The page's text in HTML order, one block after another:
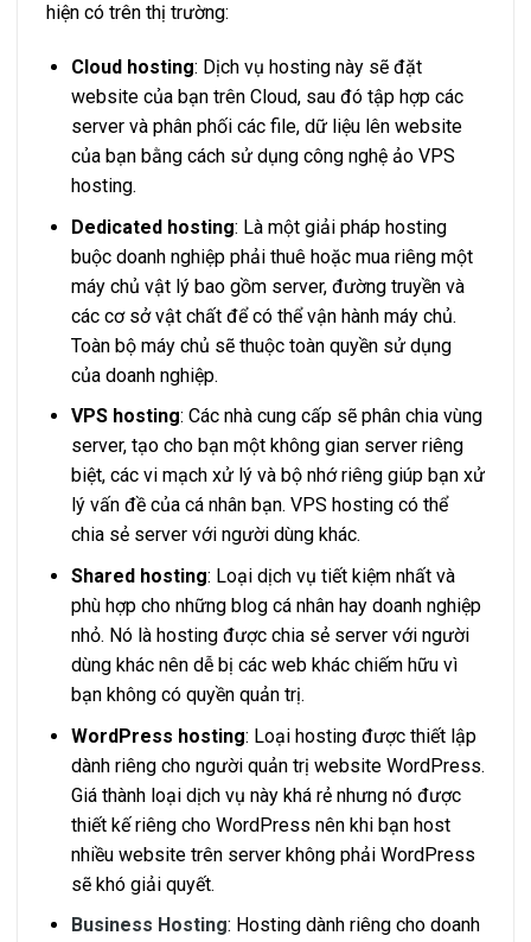
hiện có trên thị trường:
Cloud hosting: Dịch vụ hosting này sẽ đặt
website của bạn trên Cloud, sau đó tập hợp các
server và phân phối các file, dữ liệu lên website
của bạn bằng cách sử dụng công nghệ ảo VPS
hosting.
Dedicated hosting: Là một giải pháp hosting
buộc doanh nghiệp phải thuê hoặc mua riêng một
máy chủ vật lý bao gồm server, đường truyền và
các cơ sở vật chất để có thể vận hành máy chủ.
Toàn bộ máy chủ sẽ thuộc toàn quyền sử dụng
của doanh nghiệp.
VPS hosting: Các nhà cung cấp sẽ phân chia vùng
server, tạo cho bạn một không gian server riêng
biệt, các vi mạch xử lý và bộ nhớ riêng giúp bạn xử
lý vấn đề của cá nhân bạn. VPS hosting có thể
chia sẻ server với người dùng khác.
Shared hosting: Loại dịch vụ tiết kiệm nhất và
phù hợp cho những blog cá nhân hay doanh nghiệp
nhỏ. Nó là hosting được chia sẻ server với người
dùng khác nên dễ bị các web khác chiếm hữu vì
bạn không có quyền quản trị.
WordPress hosting: Loại hosting được thiết lập
dành riêng cho người quản trị website WordPress.
Giá thành loại dịch vụ này khá rẻ nhưng nó được
thiết kế riêng cho WordPress nên khi bạn host
nhiều website trên server không phải WordPress
sẽ khó giải quyết.
Business Hosting: Hosting dành riêng cho doanh